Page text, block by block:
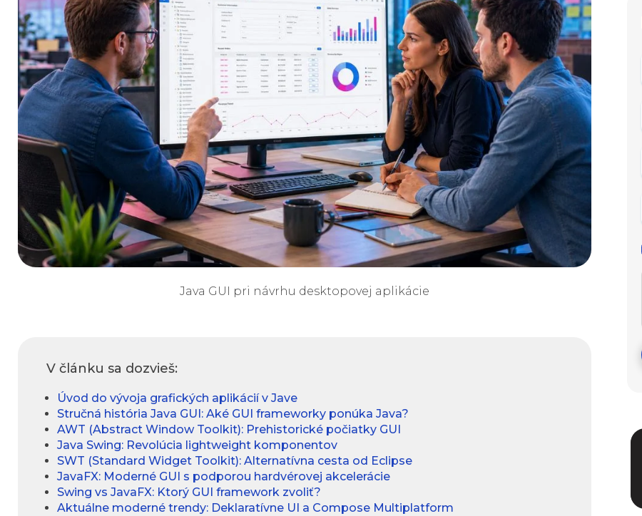
Java GUI pri návrhu desktopovej aplikácie
V článku sa dozvieš:
Úvod do vývoja grafických aplikácií v Jave
Stručná história Java GUI: Aké GUI frameworky ponúka Java?
AWT (Abstract Window Toolkit): Prehistorické počiatky GUI
Java Swing: Revolúcia lightweight komponentov
SWT (Standard Widget Toolkit): Alternatívna cesta od Eclipse
JavaFX: Moderné GUI s podporou hardvérovej akcelerácie
Swing vs JavaFX: Ktorý GUI framework zvoliť?
Aktuálne moderné trendy: Deklaratívne UI a Compose Multiplatform